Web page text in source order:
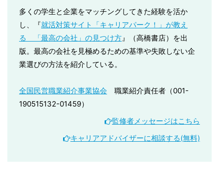
多くの学生と企業をマッチングしてきた経験を活か
し、『就活対策サイト「キャリアパーク！」が教え
る 「最高の会社」の見つけ方 』（高橋書店）を出
版。最高の会社を見極めるための基準や失敗しない企
業選びの方法を紹介している。
全国民営職業紹介事業協会 職業紹介責任者（001-
190515132-01459）
監修者メッセージはこちら
キャリアアドバイザーに相談する(無料)